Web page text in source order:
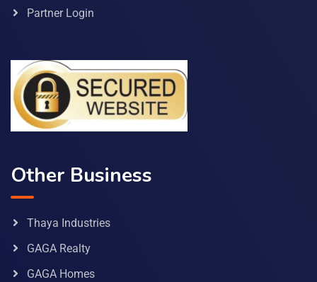
Partner Login
Other Business
Thaya Industries
GAGA Realty
GAGA Homes